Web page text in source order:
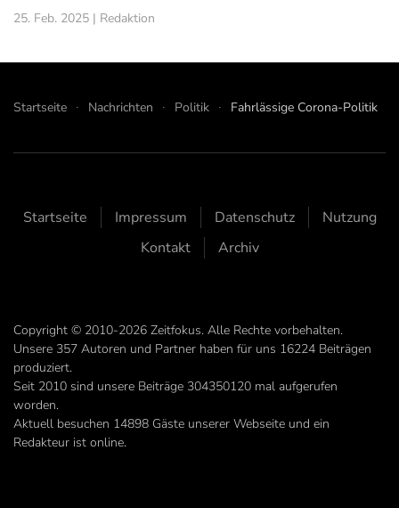
25. Feb. 2025 | Redaktion
Startseite Nachrichten Politik Fahrlässige Corona-Politik
Startseite Impressum Datenschutz
Nutzung
Kontakt
Archiv
Copyright © 2010-2026 Zeitfokus. Alle Rechte vorbehalten.
Unsere 357 Autoren und Partner haben für uns 16224 Beiträgen
produziert.
Seit 2010 sind unsere Beiträge 304350120 mal aufgerufen
worden.
Aktuell besuchen 14898 Gäste unserer Webseite und ein
Redakteur ist online.